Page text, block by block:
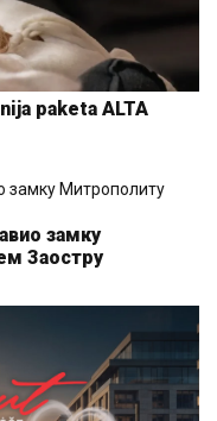
paketa ALTA
замку
Заостру